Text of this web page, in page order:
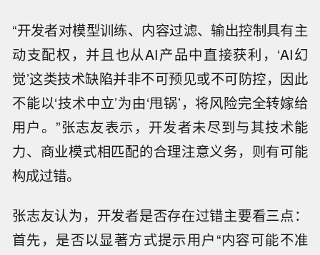
“开发者对模型训练、内容过滤、输出控制具有主
动支配权，并且也从AI产品中直接获利，‘AI幻
觉’这类技术缺陷并非不可预见或不可防控，因此
不能以‘技术中立’为由‘甩锅’，将风险完全转嫁给
用户。”张志友表示，开发者未尽到与其技术能
力、商业模式相匹配的合理注意义务，则有可能
构成过错。
张志友认为，开发者是否存在过错主要看三点：
首先，是否以显著方式提示用户“内容可能不准